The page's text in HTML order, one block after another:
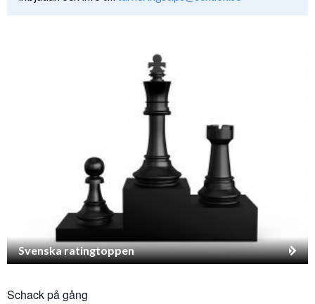
Svenska ratingtoppen
Schack på gång